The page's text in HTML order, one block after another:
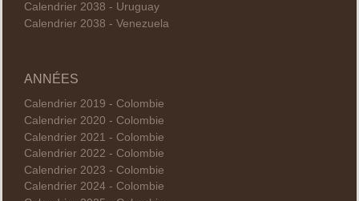
Calendrier 2038 - Uruguay
Calendrier 2038 - Venezuela
ANNÉES
Calendrier 2019 - Colombie
Calendrier 2020 - Colombie
Calendrier 2021 - Colombie
Calendrier 2022 - Colombie
Calendrier 2023 - Colombie
Calendrier 2024 - Colombie